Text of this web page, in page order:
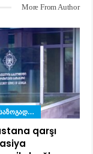
More From Author
CƏMIYYƏT – ᲡᲐᲖᲝᲒᲐᲓᲝᲔᲑᲐ
qarşı